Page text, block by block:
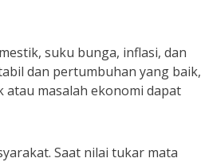
suku bunga, inflasi, dan
dan pertumbuhan yang baik,
atau masalah ekonomi dapat
Saat nilai tukar mata